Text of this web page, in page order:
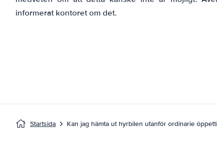
informerat kontoret om det.
Startsida Kan jag hämta ut hyrbilen utanför ordinarie